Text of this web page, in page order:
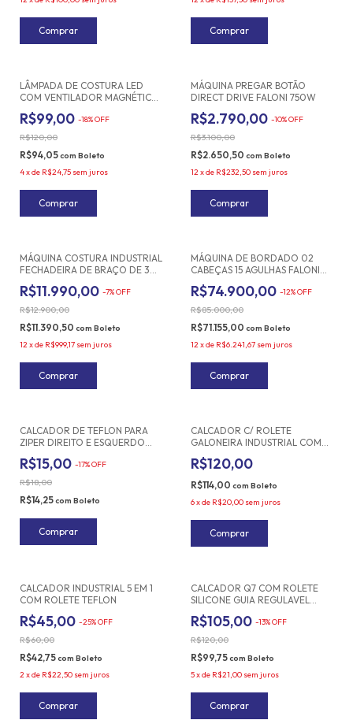
Comprar
LÂMPADA DE COSTURA LED
COM VENTILADOR MAGNÉTICO
R$99,00 -18%OFF
R$120,00
R$94,05com Boleto
4xde R$24,75 sem juros
MÁQUINA PREGAR BOTÃO
DIRECT DRIVE FALONI 750W
R$2.790,00 -10%OFF
R$3.100,00
R$2.650,50 com Boleto
12xde R$232,50 sem juros
Frete grátis
MÁQUINA COSTURA INDUSTRIAL
FECHADEIRA DE BRAÇO DE 3
FALONI FL-928XH-PL-D
R$11.990,00 -7%OFF
R$12.900,00
R$11.390,50 com Boleto
12xde R$999,17 sem juros
MÁQUINA DE BORDADO 02
CABEÇAS 15 AGULHAS FALONI
R$74.900,00 -12%OFF
R$85.000,00
R$71.155,00 com Boleto
12xde R$6.241,67 sem juros
CALCADOR DE TEFLON PARA
ZIPER DIREITO E ESQUERDO
R$15,00 -17%OFF
R$18,00
R$14,25com Boleto
CALCADOR C/ ROLETE
GALONEIRA INDUSTRIAL COM
R$120,00
R$114,00 com Boleto
6xde R$20,00 sem juros
CALCADOR INDUSTRIAL 5 EM 1
COM ROLETE TEFLON
R$45,00 -25%OFF
R$60,00
R$42,75com Boleto
2xde R$22,50 sem juros
CALCADOR Q7 COM ROLETE
SILICONE GUIA REGULAVEL
MÁQUINA RETA INDUSTRIAL
R$105,00 -13%OFF
R$120,00
R$99,75com Boleto
5xde R$21,00 sem juros